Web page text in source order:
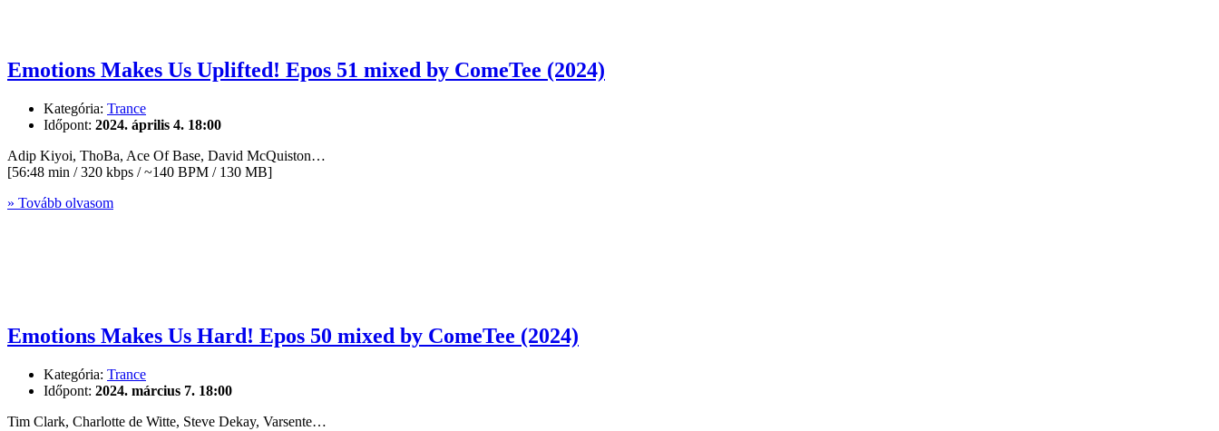
Emotions Makes Us Uplifted! Epos 51 mixed by ComeTee (2024)
Kategória: Trance
Időpont: 2024. április 4. 18:00
Adip Kiyoi, ThoBa, Ace Of Base, David McQuiston…
[56:48 min / 320 kbps / ~140 BPM / 130 MB]
» Tovább olvasom
Emotions Makes Us Hard! Epos 50 mixed by ComeTee (2024)
Kategória: Trance
Időpont: 2024. március 7. 18:00
Tim Clark, Charlotte de Witte, Steve Dekay, Varsente…